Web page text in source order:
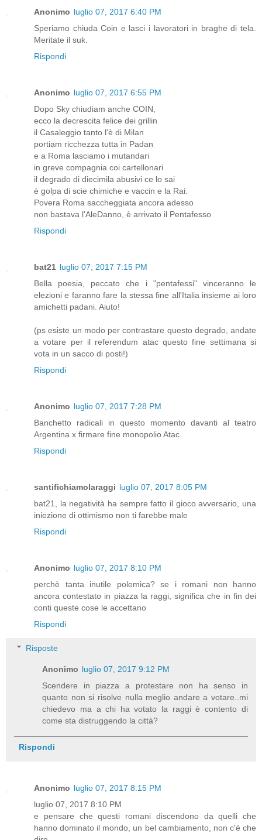
Anonimo luglio 07, 2017 6:40 PM
Speriamo chiuda Coin e lasci i lavoratori in braghe di tela.
Meritate il suk.
Rispondi
Anonimo luglio 07, 2017 6:55 PM
Dopo Sky chiudiam anche COIN,
ecco la decrescita felice dei grillin
il Casaleggio tanto l'è di Milan
portiam ricchezza tutta in Padan
e a Roma lasciamo i mutandari
in greve compagnia coi cartellonari
il degrado di diecimila abusivi ce lo sai
è golpa di scie chimiche e vaccin e la Rai.
Povera Roma saccheggiata ancora adesso
non bastava l'AleDanno, è arrivato il Pentafesso
Rispondi
bat21 luglio 07, 2017 7:15 PM
Bella poesia, peccato che i "pentafessi" vinceranno le
elezioni e faranno fare la stessa fine all'Italia insieme ai loro
amichetti padani. Aiuto!
(ps esiste un modo per contrastare questo degrado, andate
a votare per il referendum atac questo fine settimana si
vota in un sacco di posti!)
Rispondi
Anonimo luglio 07, 2017 7:28 PM
Banchetto radicali in questo momento davanti al teatro
Argentina x firmare fine monopolio Atac.
Rispondi
santifichiamolaraggi luglio 07, 2017 8:05 PM
bat21, la negatività ha sempre fatto il gioco avversario, una
iniezione di ottimismo non ti farebbe male
Rispondi
Anonimo luglio 07, 2017 8:10 PM
perchè tanta inutile polemica? se i romani non hanno
ancora contestato in piazza la raggi, significa che in fin dei
conti queste cose le accettano
Rispondi
Risposte
Anonimo luglio 07, 2017 9:12 PM
Scendere in piazza a protestare non ha senso in
quanto non si risolve nulla meglio andare a votare..mi
chiedevo ma a chi ha votato la raggi è contento di
come sta distruggendo la città?
Rispondi
Anonimo luglio 07, 2017 8:15 PM
luglio 07, 2017 8:10 PM
e pensare che questi romani discendono da quelli che
hanno dominato il mondo, un bel cambiamento, non c'è che